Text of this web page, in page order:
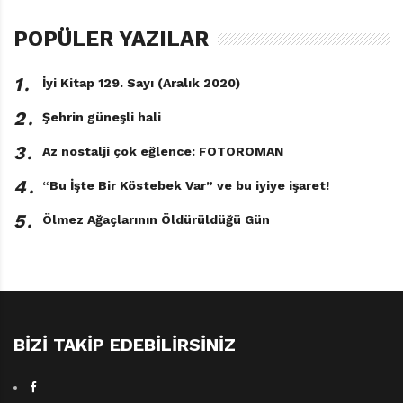
Ahmet Büke
Can Çocuk, 68 sayfa
TAGS:
POPÜLER YAZILAR
1․ İyi Kitap 129. Sayı (Aralık 2020)
2․ Şehrin güneşli hali
3․ Az nostalji çok eğlence: FOTOROMAN
4․ “Bu İşte Bir Köstebek Var” ve bu iyiye işaret!
5․ Ölmez Ağaçlarının Öldürüldüğü Gün
BIZI TAKIP EDEBILIRSINIZ